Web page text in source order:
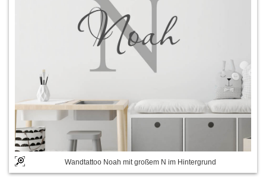
Wandtattoo Noah mit großem N im Hintergrund